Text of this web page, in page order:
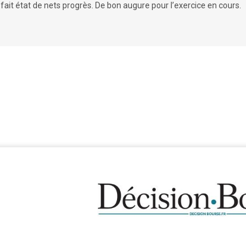
fait état de nets progrès. De bon augure pour l’exercice en cours.